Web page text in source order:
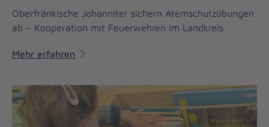
Oberfränkische Johanniter sichern Atemschutzübungen
ab – Kooperation mit Feuerwehren im Landkreis
Mehr erfahren